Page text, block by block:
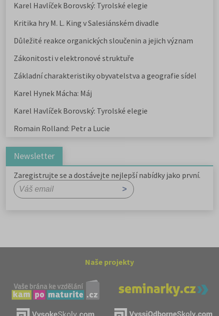
Karel Havlíček Borovský: Tyrolské elegie
Kritika hry M. L. King v Salesiánském divadle
Důležité reakce organických sloučenin a jejich význam
Zákonitosti v elektronové struktuře
Základní charakteristiky obyvatelstva a geografie sídel
Karel Hynek Mácha: Máj
Karel Havlíček Borovský: Tyrolské elegie
Romain Rolland: Petr a Lucie
Newsletter
Zaregistrujte se a dostávejte nejlepší nabídky jako první.
Naše projekty